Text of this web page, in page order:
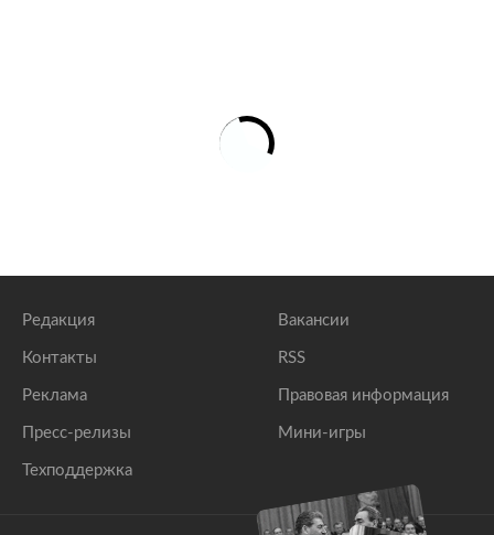
Редакция
Контакты
Реклама
Пресс-релизы
Техподдержка
Вакансии
RSS
Правовая информация
Мини-игры